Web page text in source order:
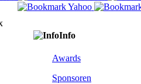
Info
Awards
Sponsoren